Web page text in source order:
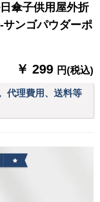
傘子供用屋外折
サンゴパウダーポ
￥ 299 円(税込)
代理費用、送料等